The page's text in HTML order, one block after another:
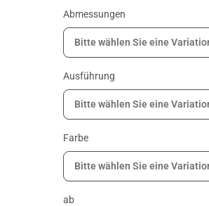
Abmessungen
Bitte wählen Sie eine
Ausführung
Bitte wählen Sie eine
Farbe
Bitte wählen Sie eine
ab